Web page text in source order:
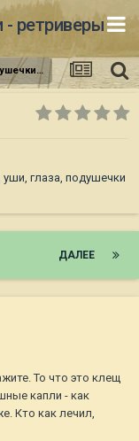
- ретриверы
Кожные заболевания, аллергия, уши, глаза, подушечки лап
глаза, подушечки
ДАЛЕЕ
То что это клещ
капли - как
Кто как лечил,